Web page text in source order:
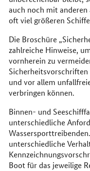
auch noch mit
oft viel größeren
Die Broschüre
zahlreiche Hinweise,
vornherein zu
und vor allem
verbringen können.
Binnen- und
unterschiedliche
unterschiedliche
Boot für das jeweilige